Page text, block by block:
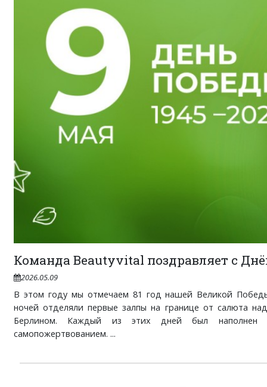
Команда Beautyvital поздравляет с
2026.05.09
В этом году мы отмечаем 81 год нашей Великой
ночей отделяли первые залпы на границе от салюта
Берлином. Каждый из этих дней был наполнен
самопожертвованием. ...